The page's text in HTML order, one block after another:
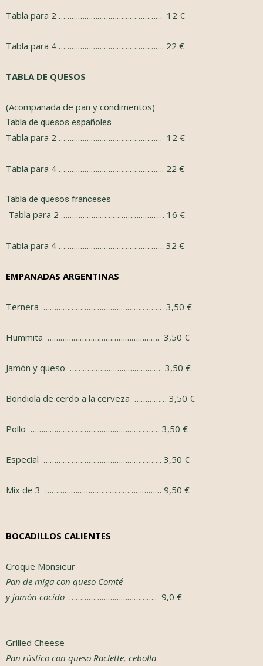
Tabla para 2 ………………………………………… 12 €
Tabla para 4 …………………………………………. 22 €
TABLA DE QUESOS
(Acompañada de pan y condimentos)
Tabla de quesos españoles
Tabla para 2 ………………………………………… 12 €
Tabla para 4 …………………………………………. 22 €
Tabla de quesos franceses
Tabla para 2 ………………………………………… 16 €
Tabla para 4 …………………………………………. 32 €
EMPANADAS ARGENTINAS
Ternera ………………………………………………. 3,50 €
Hummita ……………………………………………. 3,50 €
Jamón y queso …………………………………… 3,50 €
Bondiola de cerdo a la cerveza …………… 3,50 €
Pollo …………………………………………………… 3,50 €
Especial ………………………………………………. 3,50 €
Mix de 3 ……………………………………………… 9,50 €
BOCADILLOS CALIENTES
Croque Monsieur
Pan de miga con queso Comté
y jamón cocido ………………………………….. 9,0 €
Grilled Cheese
Pan rústico con queso Raclette, cebolla